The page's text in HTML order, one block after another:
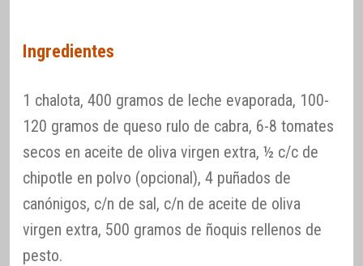
Ingredientes
1 chalota, 400 gramos de leche evaporada, 100-
120 gramos de queso rulo de cabra, 6-8 tomates
secos en aceite de oliva virgen extra, ½ c/c de
chipotle en polvo (opcional), 4 puñados de
canónigos, c/n de sal, c/n de aceite de oliva
virgen extra, 500 gramos de ñoquis rellenos de
pesto.